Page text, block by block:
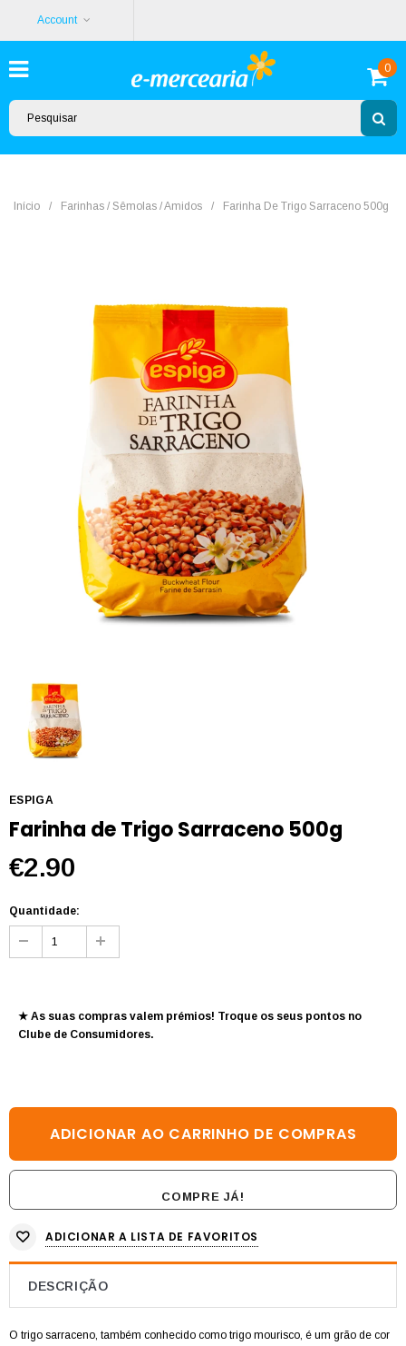
Account
0
Início / Farinhas / Sêmolas / Amidos / Farinha De Trigo Sarraceno 500g
ESPIGA
Farinha de Trigo Sarraceno 500g
€2.90
Quantidade:
★ As suas compras valem prémios! Troque os seus pontos no
Clube de Consumidores.
COMPRE JÁ!
ADICIONAR A LISTA DE FAVORITOS
DESCRIÇÃO
O trigo sarraceno, também conhecido como trigo mourisco, é um grão de cor